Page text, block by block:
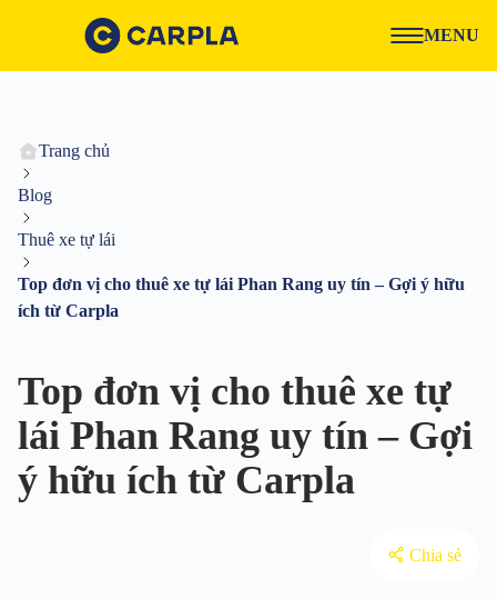
MENU
Trang chủ
Blog
Thuê xe tự lái
Top đơn vị cho thuê xe tự lái Phan Rang uy tín – Gợi ý hữu
ích từ Carpla
Top đơn vị cho thuê xe tự
lái Phan Rang uy tín – Gợi
ý hữu ích từ Carpla
Chia sẻ